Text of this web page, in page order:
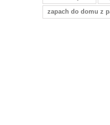
zapach do domu z